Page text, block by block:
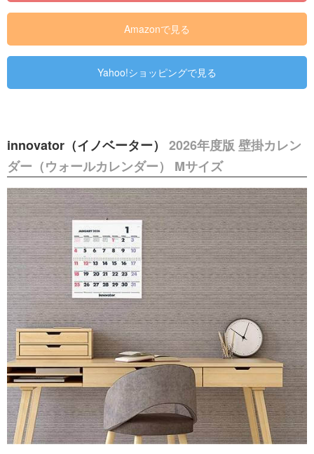
Amazonで見る
Yahoo!ショッピングで見る
innovator（イノベーター） 2026年度版 壁掛カレン
ダー（ウォールカレンダー） Mサイズ